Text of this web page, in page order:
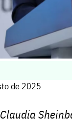
de 2025
Claudia